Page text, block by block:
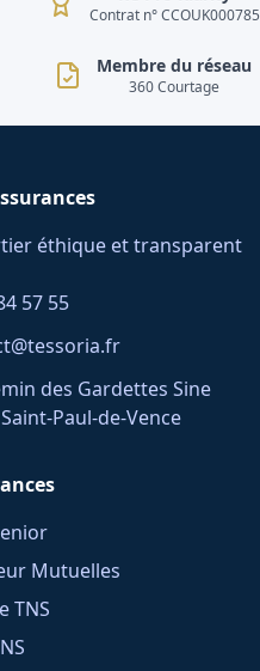
Contrat n° CCOUK000785
Membre du réseau
360 Courtage
éthique et transparent
57 55
des Gardettes Sine
Paul-de-Vence
Mutuelles
TNS